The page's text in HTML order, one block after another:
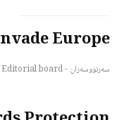
Europe ?
سەرنووسەران - Editorial board